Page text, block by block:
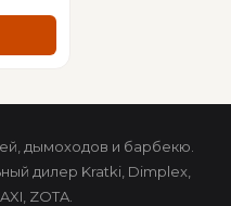
дымоходов и барбекю.
дилер Kratki, Dimplex,
ZOTA.